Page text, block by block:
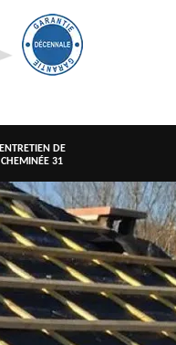
ENTRETIEN DE
CHEMINÉE 31